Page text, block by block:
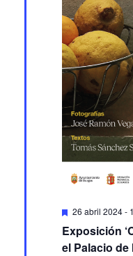
Featured
26 abril 2024-
Exposición
el Palacio de